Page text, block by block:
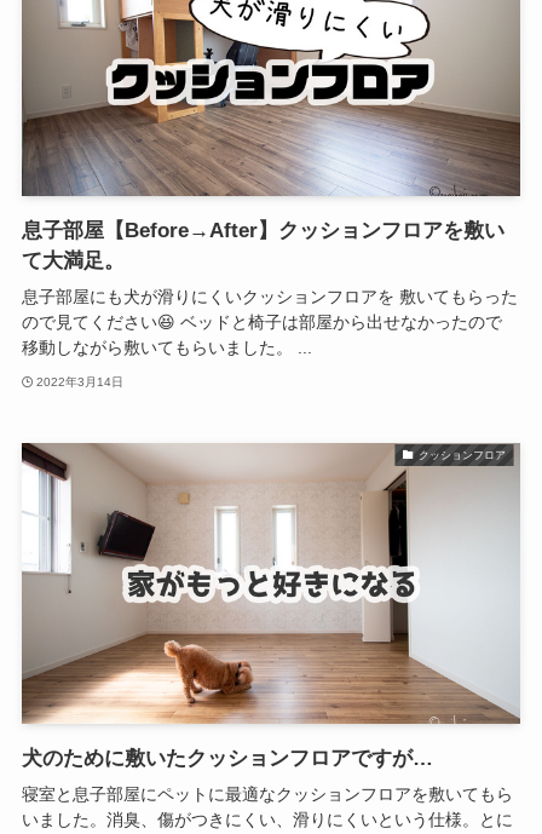
息子部屋【Before→After】クッションフロアを敷い
て大満足。
息子部屋にも犬が滑りにくいクッションフロアを 敷いてもらった
ので見てください😆 ベッドと椅子は部屋から出せなかったので
移動しながら敷いてもらいました。 ...
2022年3月14日
クッションフロア
犬のために敷いたクッションフロアですが…
寝室と息子部屋にペットに最適なクッションフロアを敷いてもら
いました。消臭、傷がつきにくい、滑りにくいという仕様。とに